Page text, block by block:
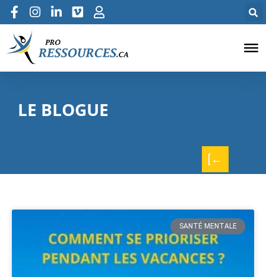
LE BLOGUE
[←
SANTÉ MENTALE